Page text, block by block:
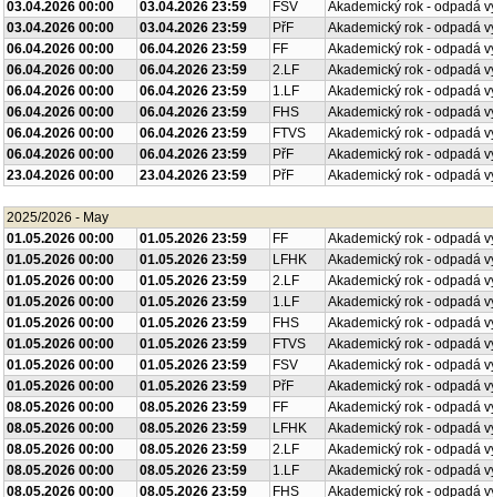
03.04.2026 00:00 03.04.2026 23:59 FSV Akademický rok - odpadá
03.04.2026 00:00
03.04.2026 23:59 PřF Akademický rok - odpadá
06.04.2026 00:00
06.04.2026 23:59 FF Akademický rok - odpadá
06.04.2026 00:00
06.04.2026 23:59 2.LF Akademický rok - odpadá
06.04.2026 00:00
06.04.2026 23:59 1.LF Akademický rok - odpadá
06.04.2026 00:00
06.04.2026 23:59 FHS Akademický rok - odpadá
06.04.2026 00:00
06.04.2026 23:59 FTVS Akademický rok - odpadá
06.04.2026 00:00
06.04.2026 23:59 PřF Akademický rok - odpadá
23.04.2026 00:00
23.04.2026 23:59 PřF Akademický rok - odpadá
2025/2026 - May
01.05.2026 00:00
01.05.2026 23:59 FF Akademický rok - odpadá
01.05.2026 00:00
01.05.2026 23:59 LFHK Akademický rok - odpadá
01.05.2026 00:00
01.05.2026 23:59 2.LF Akademický rok - odpadá
01.05.2026 00:00
01.05.2026 23:59 1.LF Akademický rok - odpadá
01.05.2026 00:00
01.05.2026 23:59 FHS Akademický rok - odpadá
01.05.2026 00:00
01.05.2026 23:59 FTVS Akademický rok - odpadá
01.05.2026 00:00
01.05.2026 23:59 FSV Akademický rok - odpadá
01.05.2026 00:00
01.05.2026 23:59 PřF Akademický rok - odpadá
08.05.2026 00:00
08.05.2026 23:59 FF Akademický rok - odpadá
08.05.2026 00:00
08.05.2026 23:59 LFHK Akademický rok - odpadá
08.05.2026 00:00
08.05.2026 23:59 2.LF Akademický rok - odpadá
08.05.2026 00:00
08.05.2026 23:59 1.LF Akademický rok - odpadá
08.05.2026 00:00
08.05.2026 23:59 FHS Akademický rok - odpadá